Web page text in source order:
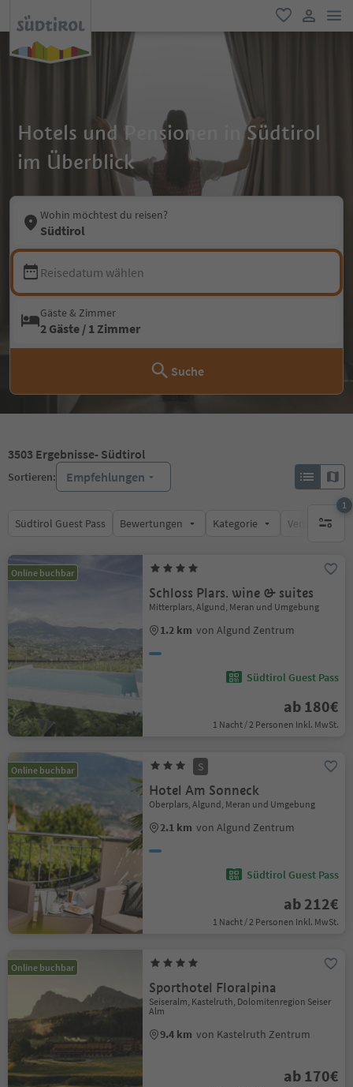
favorit
user link
Hotels und Pensionen in Südtirol
im Überblick
Wohin möchtest du reisen?
Südtirol
Reisedatum wählen
Gäste & Zimmer
2 Gäste / 1 Zimmer
Suche
3503 Ergebnisse- Südtirol
Sortieren: Empfehlungen
Südtirol Guest Pass Bewertungen Kategorie
1
1
Online buchbar
Schloss Plars. wine & suites
Mitterplars, Algund, Meran und Umgebung
1.2 km von Algund Zentrum
Südtirol Guest Pass
ab 180€
1 Nacht / 2 Personen Inkl. MwSt.
Online buchbar S
Hotel Am Sonneck
Oberplars, Algund, Meran und Umgebung
2.1 km von Algund Zentrum
Südtirol Guest Pass
ab 212€
1 Nacht / 2 Personen Inkl. MwSt.
Online buchbar
Sporthotel Floralpina
Seiseralm, Kastelruth, Dolomitenregion Seiser
Alm
9.4 km von Kastelruth Zentrum
ab 170€